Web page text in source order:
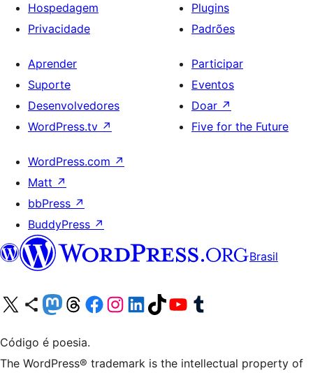
Hospedagem
Privacidade
Plugins
Padrões
Aprender
Suporte
Desenvolvedores
WordPress.tv ↗
Participar
Eventos
Doar ↗
Five for the Future
WordPress.com ↗
Matt ↗
bbPress ↗
BuddyPress ↗
Brasil
Acessar nossa conta do X (antigo Twitter)
Acessar nossa conta do Bluesky
Acessar nossa conta do Mastodon
Acessar nossa conta do Threads
Acessar nossa página do Facebook
Acessar nossa conta do Instagram
Acessar nossa conta do LinkedIn
Acessar nossa conta do TikTok
Acessar nosso canal do YouTube
Acessar nossa conta no Tumblr
Código é poesia.
The WordPress® trademark is the intellectual property of